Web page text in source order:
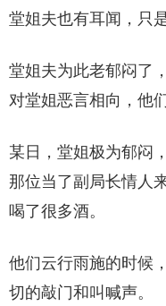
堂姐夫也有耳闻，只
堂姐夫为此老郁闷了
对堂姐恶言相向，他
某日，堂姐极为郁闷
那位当了副局长情人
喝了很多酒。
他们云行雨施的时候
切的敲门和叫喊声。